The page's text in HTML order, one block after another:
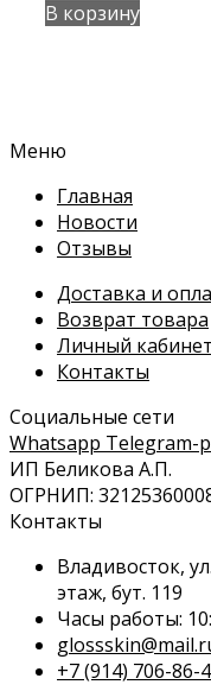
В корзину
Меню
Главная
Новости
Отзывы
Доставка и
Возврат товара
Личный кабинет
Контакты
Социальные сети
Whatsapp Telegram-
ИП Беликова А.П.
ОГРНИП:
Контакты
Владивосток,
этаж, бут. 119
Часы работы:
+7 (914) 706-86-